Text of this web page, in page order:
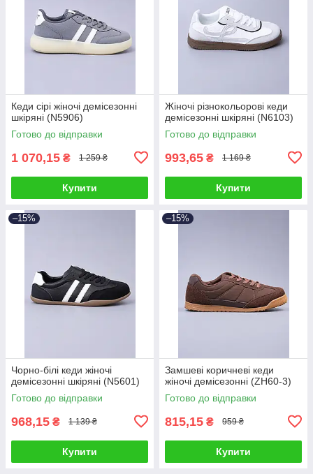
Кеди сірі жіночі демісезонні
шкіряні (N5906)
Готово до відправки
1 070,15 ₴ 1 259 ₴
Купити
Жіночі різнокольорові кеди
демісезонні шкіряні (N6103)
Готово до відправки
993,65 ₴ 1 169 ₴
Купити
–15%
Чорно-білі кеди жіночі
демісезонні шкіряні (N5601)
Готово до відправки
968,15 ₴ 1 139 ₴
Купити
–15%
Замшеві коричневі кеди
жіночі демісезонні (ZH60-3)
Готово до відправки
815,15 ₴ 959 ₴
Купити